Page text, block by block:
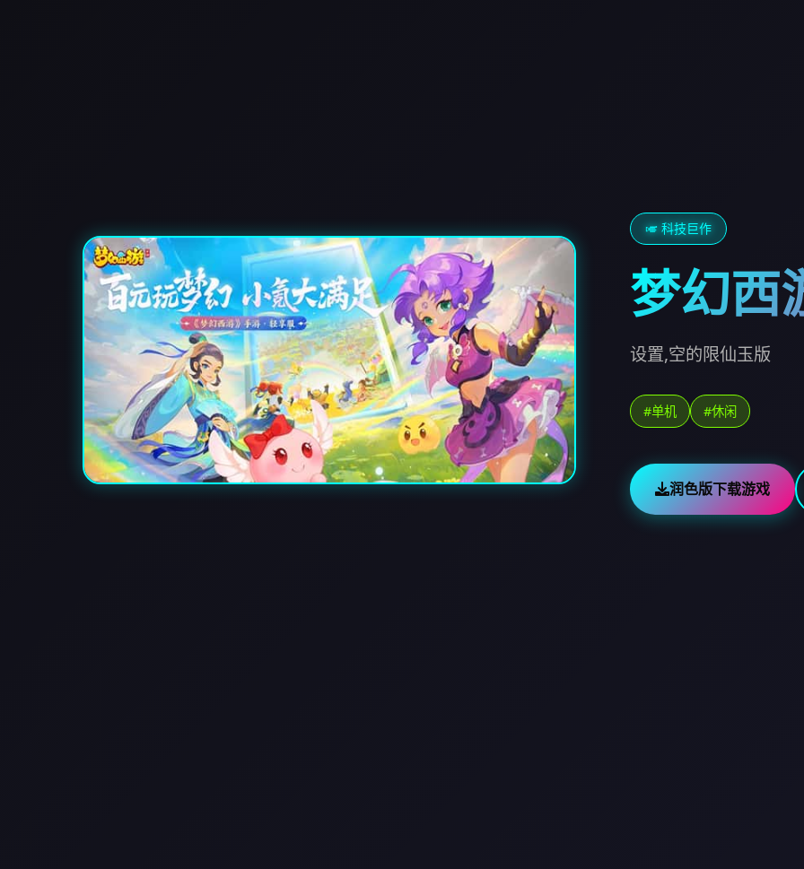
🎺 科技巨作
梦幻西
设置,空的限仙玉版
#单机 #休闲
润色版下载游戏